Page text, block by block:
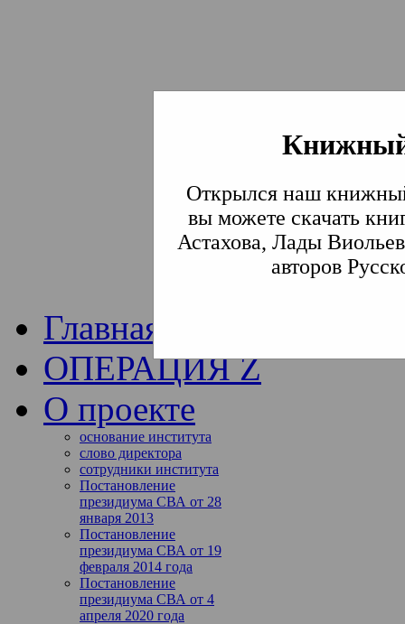
Открылся наш
вы можете скачать
Астахова, Лады
авторов
Институт
Традиции СВА
Главная
ОПЕРАЦИЯ Z
О проекте
основание института
слово директора
сотрудники института
Постановление
президиума СВА от 28
января 2013
Постановление
президиума СВА от 19
февраля 2014 года
Постановление
президиума СВА от 4
апреля 2020 года